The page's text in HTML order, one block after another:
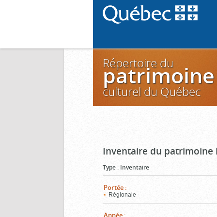
Répertoire du
patrimoine
culturel du Québec
Inventaire du patrimoine
Type : Inventaire
Portée :
Régionale